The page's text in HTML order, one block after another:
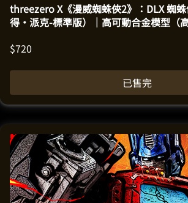
threezero X《漫威蜘蛛俠2》：DLX 蜘
得·派克-標準版）｜高可動合金模型（高
$720
已售完